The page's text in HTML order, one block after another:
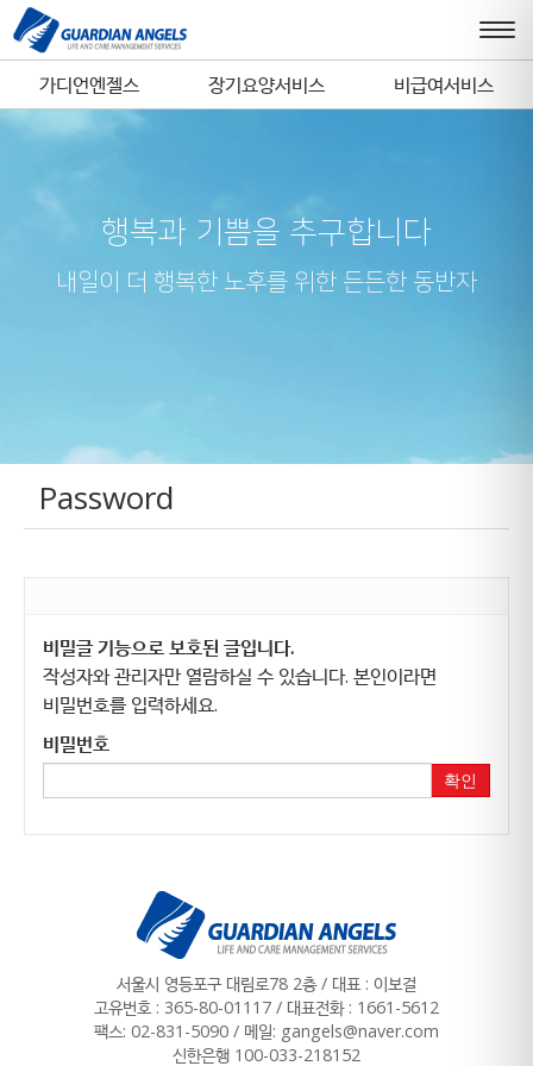
가디언엔젤스 장기요양서비스 비급여서비스
행복과 기쁨을 추구합니다
내일이 더 행복한 노후를 위한 든든한 동반자
Password
비밀글 기능으로 보호된 글입니다.
작성자와 관리자만 열람하실 수 있습니다. 본인이라면
비밀번호를 입력하세요.
비밀번호
확인
서울시 영등포구 대림로78 2층 / 대표 : 이보걸
고유번호 : 365-80-01117 / 대표전화 : 1661-5612
팩스: 02-831-5090 / 메일: gangels@naver.com
신한은행 100-033-218152